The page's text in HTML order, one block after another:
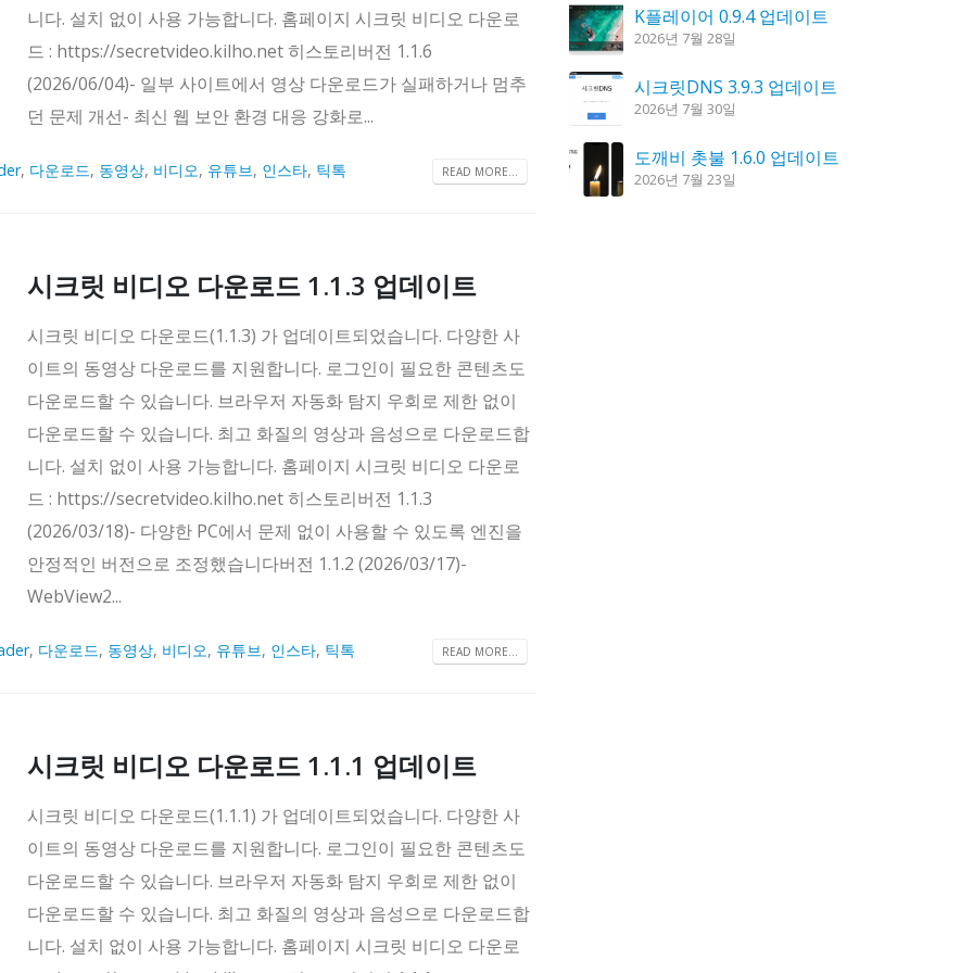
니다. 설치 없이 사용 가능합니다. 홈페이지 시크릿 비디오 다운로
드 : https://secretvideo.kilho.net 히스토리버전 1.1.6
(2026/06/04)- 일부 사이트에서 영상 다운로드가 실패하거나 멈추
던 문제 개선- 최신 웹 보안 환경 대응 강화로...
, 다운로드, 동영상, 비디오, 유튜브, 인스타, 틱톡 READ MORE...
시크릿 비디오 다운로드 1.1.3 업데이트
시크릿 비디오 다운로드(1.1.3) 가 업데이트되었습니다. 다양한 사
이트의 동영상 다운로드를 지원합니다. 로그인이 필요한 콘텐츠도
다운로드할 수 있습니다. 브라우저 자동화 탐지 우회로 제한 없이
다운로드할 수 있습니다. 최고 화질의 영상과 음성으로 다운로드합
니다. 설치 없이 사용 가능합니다. 홈페이지 시크릿 비디오 다운로
드 : https://secretvideo.kilho.net 히스토리버전 1.1.3
(2026/03/18)- 다양한 PC에서 문제 없이 사용할 수 있도록 엔진을
안정적인 버전으로 조정했습니다버전 1.1.2 (2026/03/17)-
WebView2...
, 다운로드, 동영상, 비디오, 유튜브, 인스타, 틱톡 READ MORE...
시크릿 비디오 다운로드 1.1.1 업데이트
시크릿 비디오 다운로드(1.1.1) 가 업데이트되었습니다. 다양한 사
이트의 동영상 다운로드를 지원합니다. 로그인이 필요한 콘텐츠도
다운로드할 수 있습니다. 브라우저 자동화 탐지 우회로 제한 없이
다운로드할 수 있습니다. 최고 화질의 영상과 음성으로 다운로드합
니다. 설치 없이 사용 가능합니다. 홈페이지 시크릿 비디오 다운로
K플레이어 0.9.4 업데이트
2026년 7월 28일
시크릿DNS 3.9.3 업데이트
2026년 7월 30일
도깨비 촛불 1.6.0 업데이트
2026년 7월 23일